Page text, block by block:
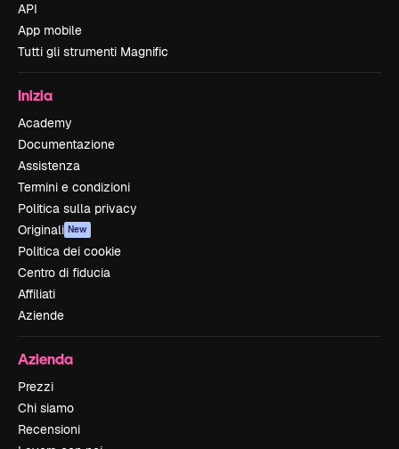
API
App mobile
Tutti gli strumenti Magnific
Inizia
Academy
Documentazione
Assistenza
Termini e condizioni
Politica sulla privacy
Originali New
Politica dei cookie
Centro di fiducia
Affiliati
Aziende
Azienda
Prezzi
Chi siamo
Recensioni